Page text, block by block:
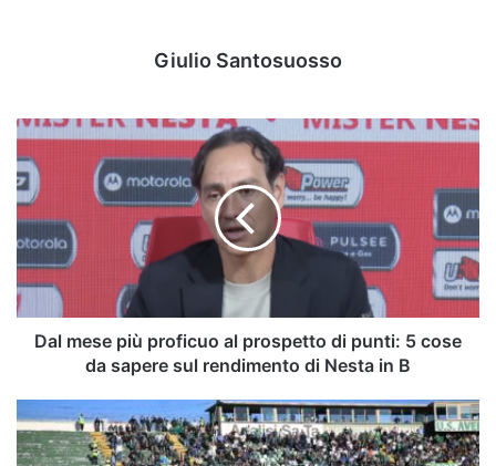
Giulio Santosuosso
Dal
mese
più
proficuo
al
prospetto
di
punti:
5
cose
rendimento
di
Dal mese più proficuo al prospetto di punti: 5 cose
da sapere sul rendimento di Nesta in B
B,
in